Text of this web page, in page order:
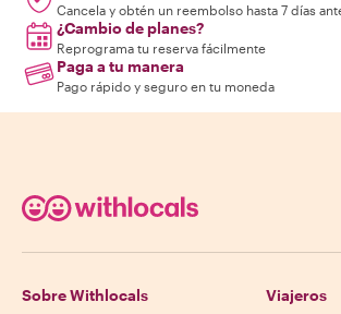
Cancela y obtén un reembolso hasta 7 días
¿Cambio de planes?
Reprograma tu reserva fácilmente
Paga a tu manera
Pago rápido y seguro en tu moneda
Sobre Withlocals Viajeros